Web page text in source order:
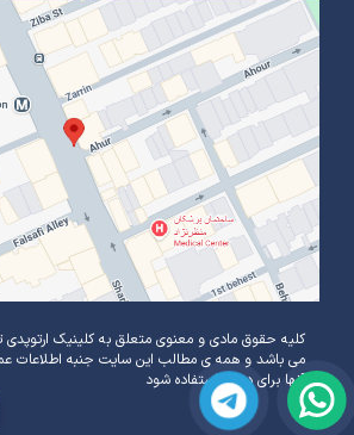
کلیه حقوق مادی و معنوی متعلق به کلینیک
می باشد و همه ی مطالب این سایت جنبه اطلاعات
آنها برای درمان استفاده شود